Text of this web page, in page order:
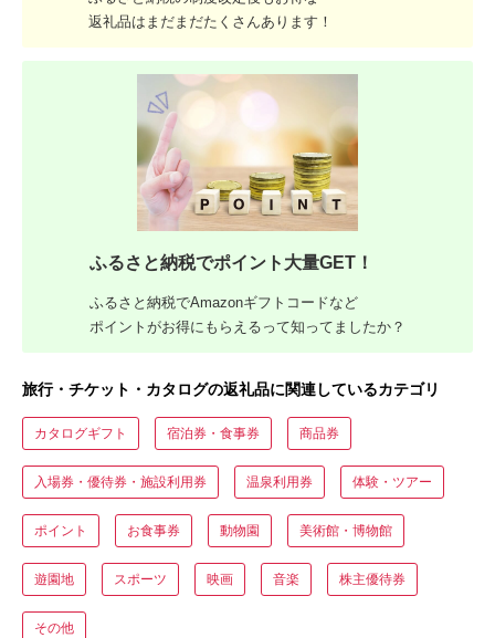
返礼品はまだまだたくさんあります！
ふるさと納税でポイント大量GET！
ふるさと納税でAmazonギフトコードなど
ポイントがお得にもらえるって知ってましたか？
旅行・チケット・カタログの返礼品に関連しているカテゴリ
カタログギフト 宿泊券・食事券 商品券
入場券・優待券・施設利用券 温泉利用券 体験・ツアー
ポイント お食事券 動物園 美術館・博物館
遊園地 スポーツ 映画 音楽 株主優待券
その他